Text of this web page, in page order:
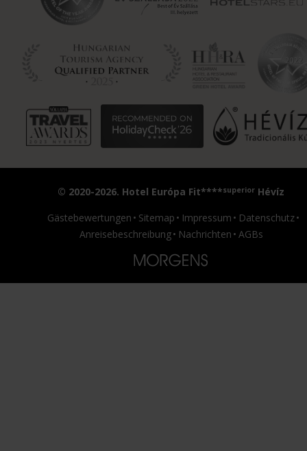
© 2020-2026. Hotel Európa Fit****superior Hévíz
Gästebewertungen
Sitemap Impressum
Datenschutz
Anreisebeschreibung
Nachrichten AGBs